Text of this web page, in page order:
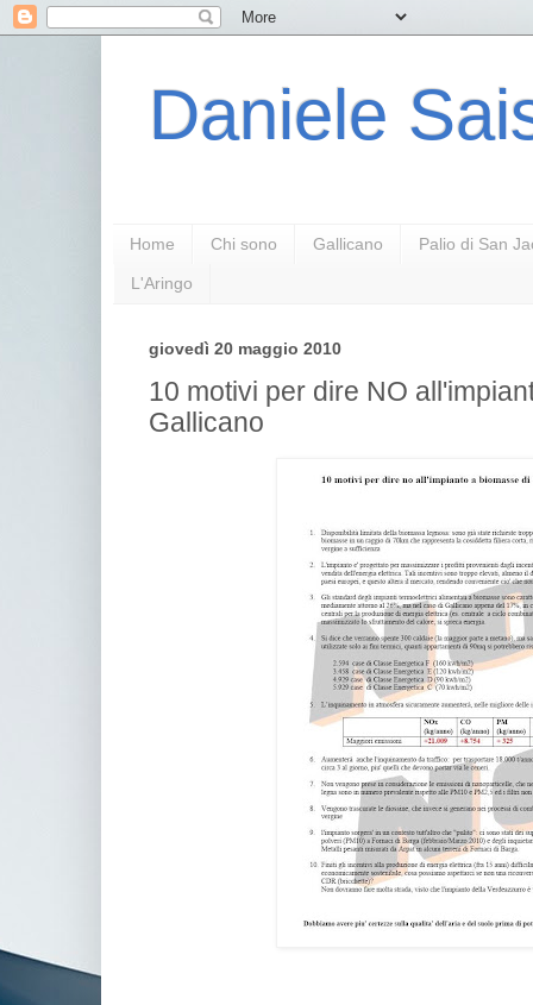
Daniele
Home Chi sono Gallicano Palio di San
L'Aringo
giovedì 20 maggio 2010
10 motivi per dire NO
Gallicano